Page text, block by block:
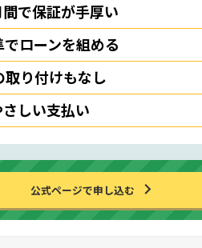
で保証が手厚い
ローンを組める
り付けもなし
しい支払い
公式ページで申し込む